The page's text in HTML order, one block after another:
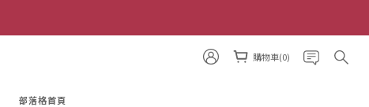
購物車(0)
部落格首頁